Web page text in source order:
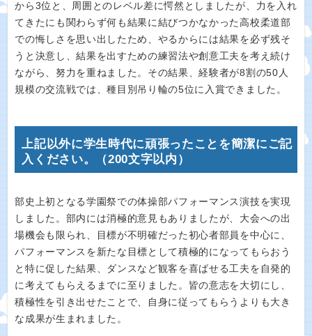
から3位と、周囲とのレベル差に愕然としましたが、力を入れ
てきたにも関わらず何も結果に結びつかなかった高校柔道部
での悔しさを思い出したため、やるからには結果を必ず残そ
うと決意し、結果を出すための練習法や創意工夫を考え続け
ながら、努力を重ねました。その結果、経験者が8割の50人
規模の交流戦では、種目別吊り輪の5位に入賞できました。
上記以外に学生時代に頑張ったことを簡潔にご記
入ください。（200文字以内）
部史上初となる学園祭での体操部パフォーマンス演技を実現
しました。部内には消極的意見もありましたが、大会への出
場機会も限られ、目標が不明確だった初心者部員を中心に、
パフォーマンスを新たな目標として積極的になってもらおう
と特に促した結果、ダンスなど観客を喜ばせる工夫を自発的
に考えてもらえるまでに至りました。皆の意志を大切にし、
積極性を引き出せたことで、自身に従ってもらうよりも大き
な成果が生まれました。